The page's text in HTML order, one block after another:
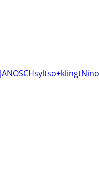
JANOSCHsyltso+klingtNino